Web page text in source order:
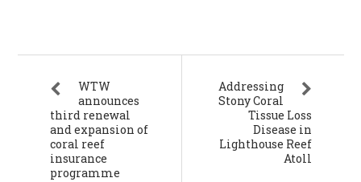
WTW
announces
third renewal
and expansion of
coral reef
insurance
programme
Addressing
Stony Coral
Tissue Loss
Disease in
Lighthouse Reef
Atoll